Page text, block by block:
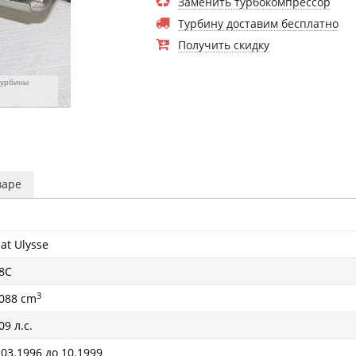
Турбину доставим бесплатно
Получить скидку
Ulysse
cm3
л.с.
до 10.1999